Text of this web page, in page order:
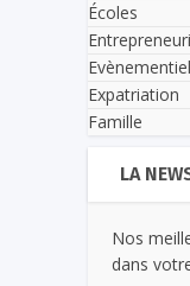
Écoles
Evènementiel
Expatriation
Famille
LA
Nos
dans